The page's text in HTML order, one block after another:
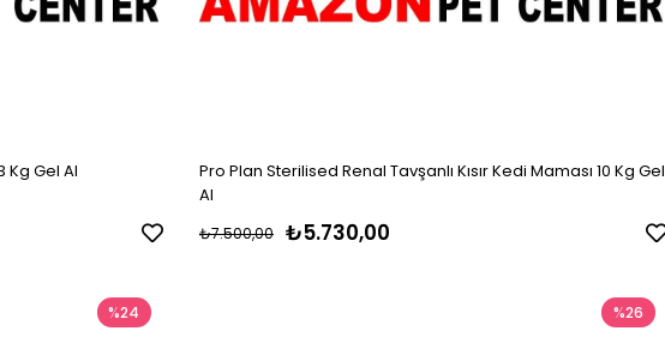
Kg Gel Al
Pro Plan Sterilised Renal Tavşanlı Kısır Kedi Maması 10 Kg Gel
Al
₺5.730,00
₺7.500,00
%24 %26